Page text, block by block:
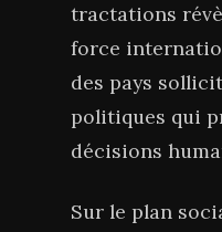
tractations
force
des pays
politiques qui
décisions
Sur le plan